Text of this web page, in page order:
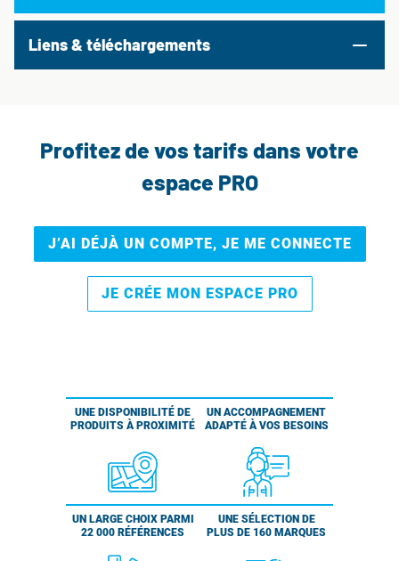
Liens & téléchargements
Profitez de vos tarifs dans votre
espace PRO
J’AI DÉJÀ UN COMPTE, JE ME CONNECTE
JE CRÉE MON ESPACE PRO
UNE DISPONIBILITÉ DE
PRODUITS À PROXIMITÉ
UN ACCOMPAGNEMENT
ADAPTÉ À VOS BESOINS
UN LARGE CHOIX PARMI
22 000 RÉFÉRENCES
UNE SÉLECTION DE
PLUS DE 160 MARQUES